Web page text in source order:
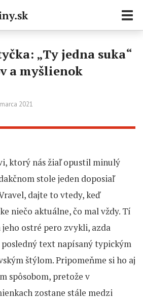
„Ty jedna suka“
a myšlienok
2021
ktorý nás žiaľ opustil minulý
stole jeden doposiaľ
dajte to vtedy, keď
niečo aktuálne, čo mal vždy. Tí
jeho ostré pero zvykli, azda
text napísaný typickým
štýlom. Pripomeňme si ho aj
spôsobom, pretože v
zostane stále medzi